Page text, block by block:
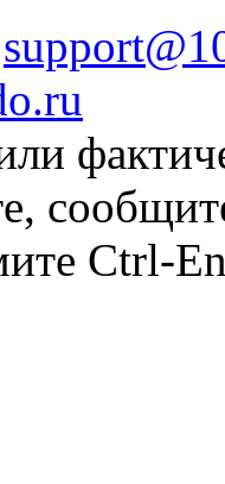
Ctrl-